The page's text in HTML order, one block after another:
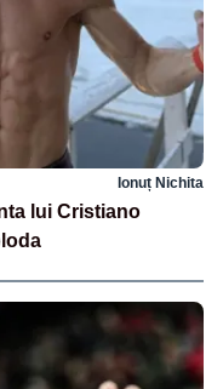
Ionuț Nichita
lui Cristiano